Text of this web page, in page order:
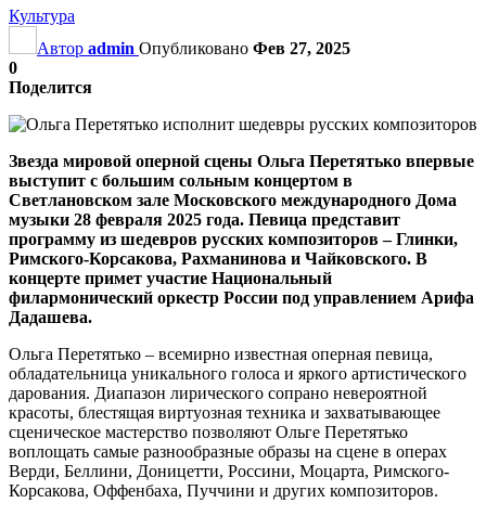
Культура
Автор admin Опубликовано Фев 27, 2025
0
Поделится
Звезда мировой оперной сцены Ольга Перетятько впервые
выступит с большим сольным концертом в
Светлановском зале Московского международного Дома
музыки 28 февраля 2025 года. Певица представит
программу из шедевров русских композиторов – Глинки,
Римского-Корсакова, Рахманинова и Чайковского. В
концерте примет участие Национальный
филармонический оркестр России под управлением Арифа
Дадашева.
Ольга Перетятько – всемирно известная оперная певица,
обладательница уникального голоса и яркого артистического
дарования. Диапазон лирического сопрано невероятной
красоты, блестящая виртуозная техника и захватывающее
сценическое мастерство позволяют Ольге Перетятько
воплощать самые разнообразные образы на сцене в операх
Верди, Беллини, Доницетти, Россини, Моцарта, Римского-
Корсакова, Оффенбаха, Пуччини и других композиторов.